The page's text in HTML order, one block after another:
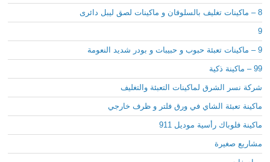
8 – ماكينات تغليف بالسلوفان و ماكينات لصق ليبل دائرى
9
9 – ماكينات تعبئة حبوب و حبيبات و بودر شديد النعومة
99 – ماكينة ذكية
شركة نسر الشرق لماكينات التعبئة والتغليف
ماكينة تعبئة الشاي في ورق فلتر و ظرف خارجي
ماكينة فلوباك رأسية موديل 911
مشاريع صغيرة